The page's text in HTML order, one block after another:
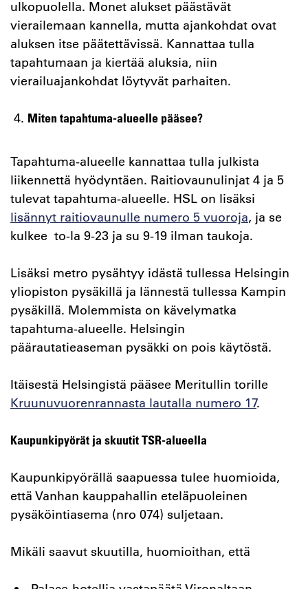
ulkopuolella. Monet alukset päästävät
vierailemaan kannella, mutta ajankohdat ovat
aluksen itse päätettävissä. Kannattaa tulla
tapahtumaan ja kiertää aluksia, niin
vierailuajankohdat löytyvät parhaiten.
Miten tapahtuma-alueelle pääsee?
Tapahtuma-alueelle kannattaa tulla julkista
liikennettä hyödyntäen. Raitiovaunulinjat 4 ja 5
tulevat tapahtuma-alueelle. HSL on lisäksi
lisännyt raitiovaunulle numero 5 vuoroja, ja se
kulkee to-la 9-23 ja su 9-19 ilman taukoja.
Lisäksi metro pysähtyy idästä tullessa Helsingin
yliopiston pysäkillä ja lännestä tullessa Kampin
pysäkillä. Molemmista on kävelymatka
tapahtuma-alueelle. Helsingin
päärautatieaseman pysäkki on pois käytöstä.
Itäisestä Helsingistä pääsee Meritullin torille
Kruunuvuorenrannasta lautalla numero 17.
Kaupunkipyörät ja skuutit TSR-alueella
Kaupunkipyörällä saapuessa tulee huomioida,
että Vanhan kauppahallin eteläpuoleinen
pysäköintiasema (nro 074) suljetaan.
Mikäli saavut skuutilla, huomioithan, että